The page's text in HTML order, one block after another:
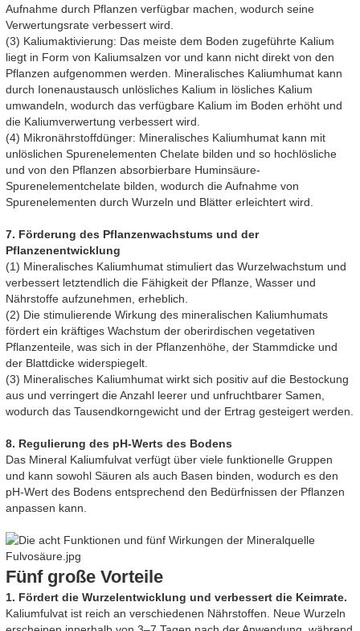
Aufnahme durch Pflanzen verfügbar machen, wodurch seine
Verwertungsrate verbessert wird.
(3) Kaliumaktivierung: Das meiste dem Boden zugeführte Kalium
liegt in Form von Kaliumsalzen vor und kann nicht direkt von den
Pflanzen aufgenommen werden. Mineralisches Kaliumhumat kann
durch Ionenaustausch unlösliches Kalium in lösliches Kalium
umwandeln, wodurch das verfügbare Kalium im Boden erhöht und
die Kaliumverwertung verbessert wird.
(4) Mikronährstoffdünger: Mineralisches Kaliumhumat kann mit
unlöslichen Spurenelementen Chelate bilden und so hochlösliche
und von den Pflanzen absorbierbare Huminsäure-
Spurenelementchelate bilden, wodurch die Aufnahme von
Spurenelementen durch Wurzeln und Blätter erleichtert wird.
7. Förderung des Pflanzenwachstums und der
Pflanzenentwicklung
(1) Mineralisches Kaliumhumat stimuliert das Wurzelwachstum und
verbessert letztendlich die Fähigkeit der Pflanze, Wasser und
Nährstoffe aufzunehmen, erheblich.
(2) Die stimulierende Wirkung des mineralischen Kaliumhumats
fördert ein kräftiges Wachstum der oberirdischen vegetativen
Pflanzenteile, was sich in der Pflanzenhöhe, der Stammdicke und
der Blattdicke widerspiegelt.
(3) Mineralisches Kaliumhumat wirkt sich positiv auf die Bestockung
aus und verringert die Anzahl leerer und unfruchtbarer Samen,
wodurch das Tausendkorngewicht und der Ertrag gesteigert werden.
8. Regulierung des pH-Werts des Bodens
Das Mineral Kaliumfulvat verfügt über viele funktionelle Gruppen
und kann sowohl Säuren als auch Basen binden, wodurch es den
pH-Wert des Bodens entsprechend den Bedürfnissen der Pflanzen
anpassen kann.
Fünf große Vorteile
1. Fördert die Wurzelentwicklung und verbessert die Keimrate.
Kaliumfulvat ist reich an verschiedenen Nährstoffen. Neue Wurzeln